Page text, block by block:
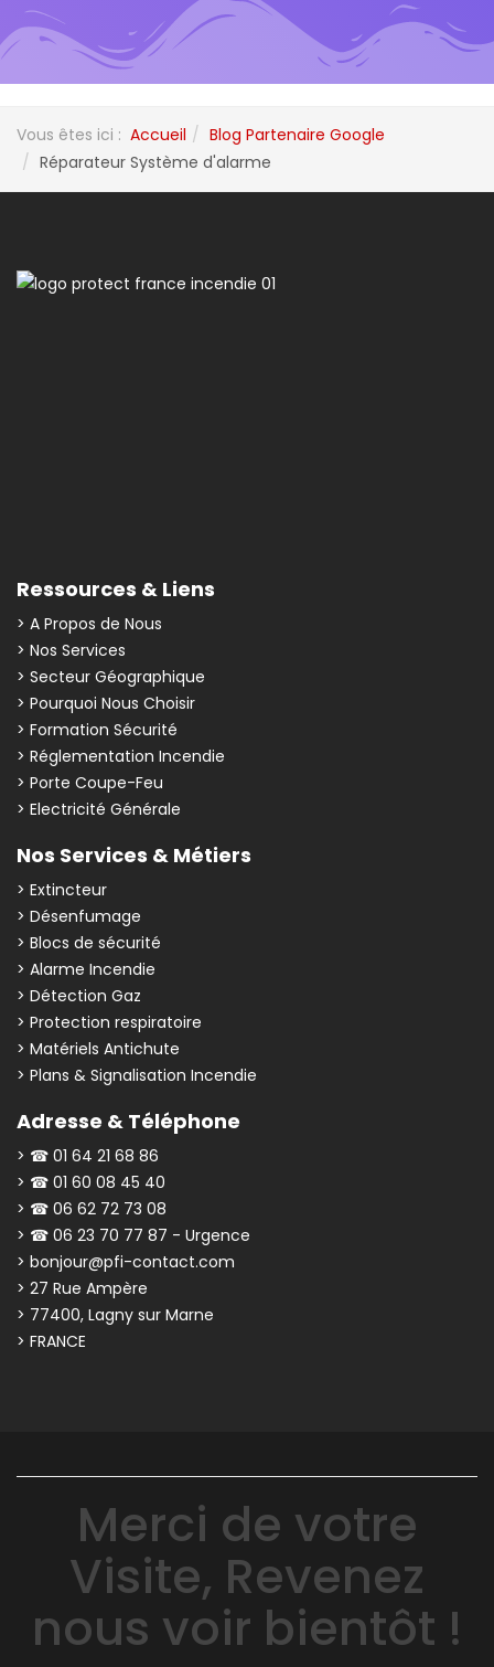
Vous êtes ici : Accueil
Blog Partenaire Google
Réparateur Système d'alarme
Ressources & Liens
> A Propos de Nous
> Nos Services
> Secteur Géographique
> Pourquoi Nous Choisir
> Formation Sécurité
> Réglementation Incendie
> Porte Coupe-Feu
> Electricité Générale
Nos Services & Métiers
> Extincteur
> Désenfumage
> Blocs de sécurité
> Alarme Incendie
> Détection Gaz
> Protection respiratoire
> Matériels Antichute
> Plans & Signalisation Incendie
Adresse & Téléphone
> ☎ 01 64 21 68 86
> ☎ 01 60 08 45 40
> ☎ 06 62 72 73 08
> ☎ 06 23 70 77 87 - Urgence
> bonjour@pfi-contact.com
> 27 Rue Ampère
> 77400, Lagny sur Marne
> FRANCE
Merci de votre
Visite, Revenez
nous voir bientôt !